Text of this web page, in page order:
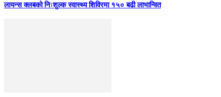
लायन्स क्लबको निःशुल्क स्वास्थ्य शिविरमा १५० बढी लाभान्वित